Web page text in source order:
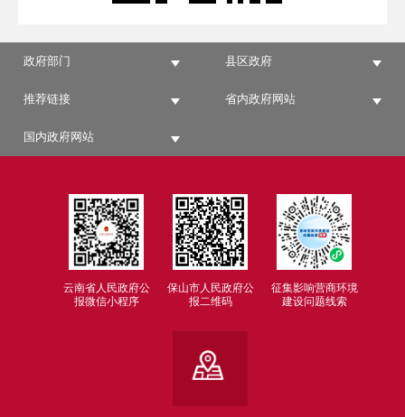
政府部门 县区政府
推荐链接 省内政府网站
国内政府网站
云南省人民政府公
报微信小程序
保山市人民政府公
报二维码
征集影响营商环境
建设问题线索